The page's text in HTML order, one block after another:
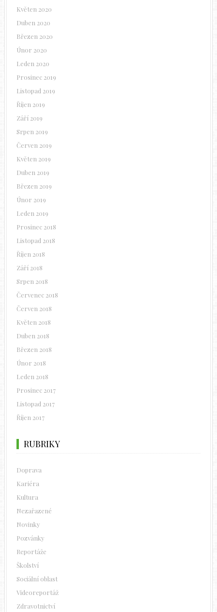
Květen 2020
Duben 2020
Březen 2020
Únor 2020
Leden 2020
Prosinec 2019
Listopad 2019
Říjen 2019
Září 2019
Srpen 2019
Červen 2019
Květen 2019
Duben 2019
Březen 2019
Únor 2019
Leden 2019
Prosinec 2018
Listopad 2018
Říjen 2018
Září 2018
Srpen 2018
Červenec 2018
Červen 2018
Květen 2018
Duben 2018
Březen 2018
Únor 2018
Leden 2018
Prosinec 2017
Listopad 2017
Říjen 2017
RUBRIKY
Doprava
Kariéra
Kultura
Nezařazené
Novinky
Pozvánky
Reportáže
Školství
Sociální oblast
Videoreportáž
Zdravotnictví